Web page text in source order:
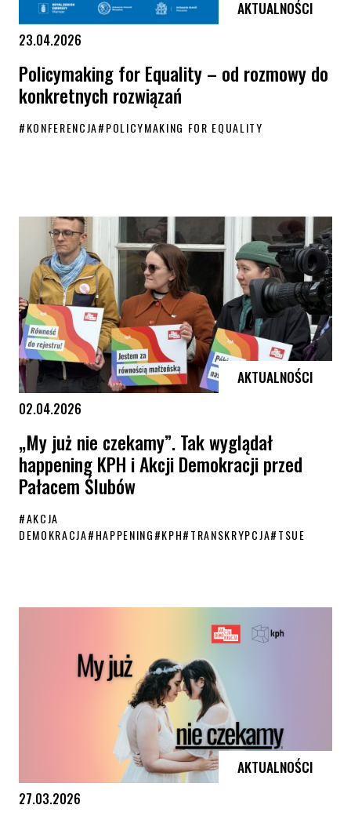
AKTUALNOŚCI
23.04.2026
Policymaking for Equality – od rozmowy do
konkretnych rozwiązań
#KONFERENCJA#POLICYMAKING FOR EQUALITY
AKTUALNOŚCI
02.04.2026
„My już nie czekamy”. Tak wyglądał
happening KPH i Akcji Demokracji przed
Pałacem Ślubów
#AKCJA
DEMOKRACJA#HAPPENING#KPH#TRANSKRYPCJA#TSUE
AKTUALNOŚCI
27.03.2026